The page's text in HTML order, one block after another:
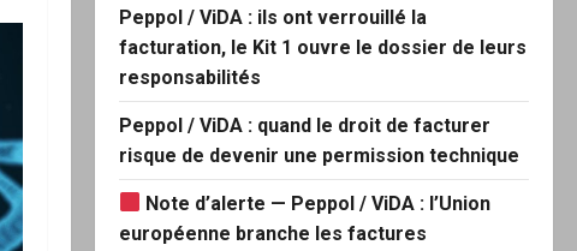
Peppol / ViDA : ils ont verrouillé la
facturation, le Kit 1 ouvre le dossier de leurs
responsabilités
Peppol / ViDA : quand le droit de facturer
risque de devenir une permission technique
Note d’alerte — Peppol / ViDA : l’Union
européenne branche les factures